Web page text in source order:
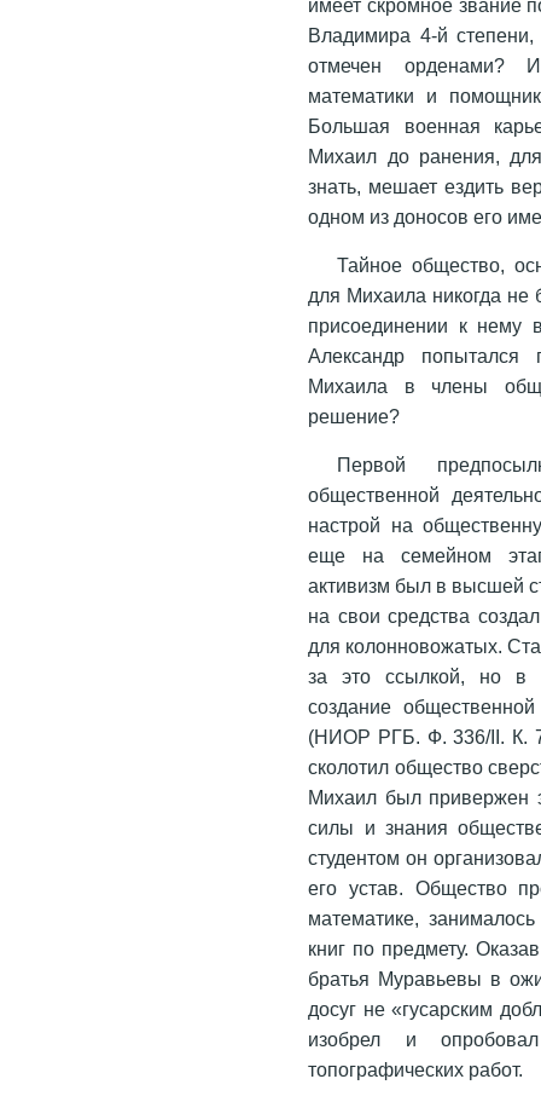
имеет скромное звание
Владимира 4-й
отмечен орденами?
математики и
Большая военная
Михаил до ранения,
знать, мешает ездить
одном из доносов его
Тайное общество,
для Михаила никогда
присоединении к нему
Александр
Михаила в члены
решение?
Первой
общественной
настрой на
еще на семейном
активизм был в высшей
на свои средства
для колонновожатых.
за это ссылкой, но в
создание
(НИОР РГБ. Ф. 336/II. К.
сколотил общество
Михаил был привержен
силы и знания
студентом он
его устав. Общество
математике,
книг по предмету.
братья Муравьевы в
досуг не «гусарским
изобрел и
топографических работ.